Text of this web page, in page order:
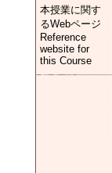
本授業に関す
るWebページ
Reference
website for
this Course